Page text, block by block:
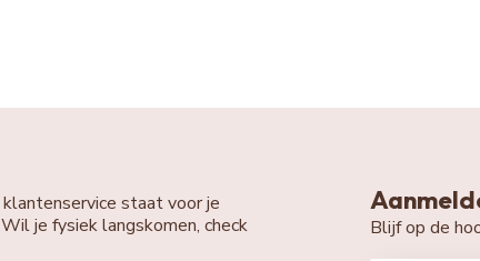
staat voor je
je fysiek langskomen, check
Blijf op de